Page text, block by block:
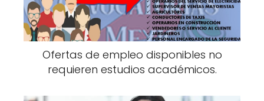
Ofertas de empleo disponibles no
requieren estudios académicos.